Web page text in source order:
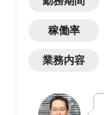
稼働率
業務内容